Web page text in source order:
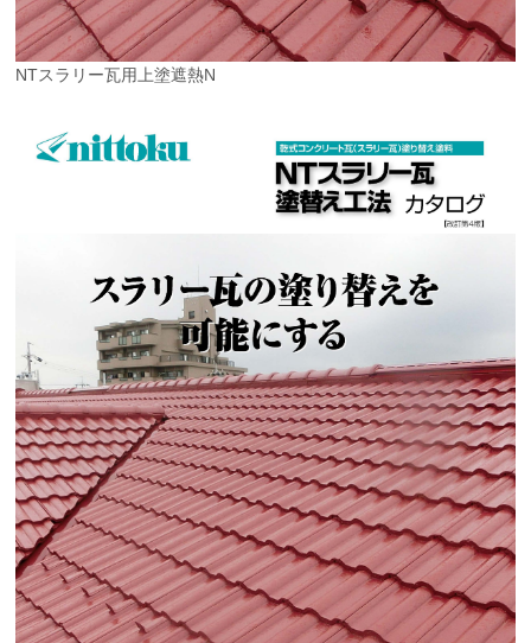
NTスラリー瓦用上塗遮熱N